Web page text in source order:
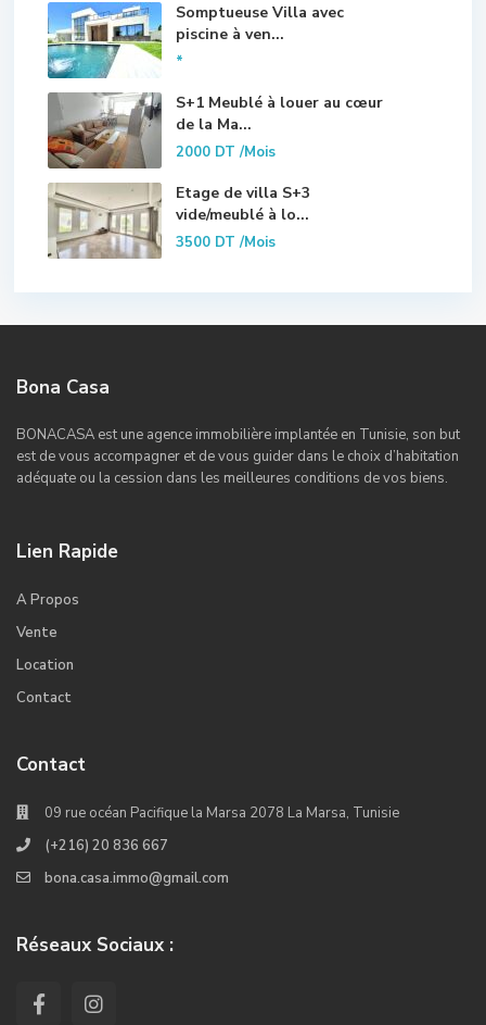
Somptueuse Villa avec
piscine à ven...
*
S+1 Meublé à louer au cœur
de la Ma...
2000 DT/Mois
Etage de villa S+3
vide/meublé à lo...
3500 DT/Mois
Bona Casa
BONACASA est une agence immobilière implantée en Tunisie, son but
est de vous accompagner et de vous guider dans le choix d’habitation
adéquate ou la cession dans les meilleures conditions de vos biens.
Lien Rapide
A Propos
Vente
Location
Contact
Contact
09 rue océan Pacifique la Marsa 2078 La Marsa, Tunisie
(+216) 20 836 667
bona.casa.immo@gmail.com
Réseaux Sociaux :